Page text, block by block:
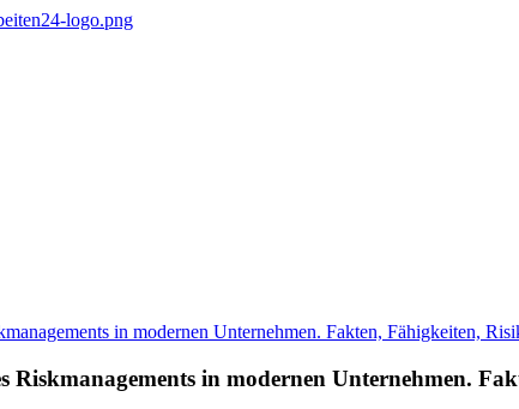
Riskmanagements in modernen Unternehmen.